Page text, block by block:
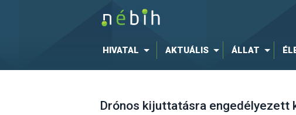
HIVATAL AKTUÁLIS ÁLLAT
Drónos kijuttatásra engedélyezett